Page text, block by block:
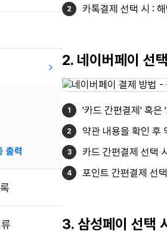
출력
카톡결제 선택 시 :
2. 네이버페이 선
'카드 간편결제' 혹은
약관 내용을 확인 후
카드 간편결제 선택
포인트 간편결제 선
3. 삼성페이 선택